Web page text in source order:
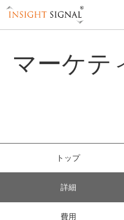
Insight Signal
マーケテ
トップ
詳細
費用